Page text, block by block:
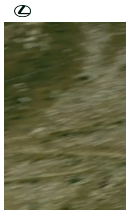
Skip to Main Content